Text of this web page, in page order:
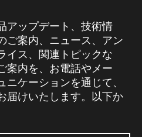
アップデート、技術情
ご案内、ニュース、アン
イス、関連トピックな
案内を、お電話やメー
ケーションを通じて、
届けいたします。以下か